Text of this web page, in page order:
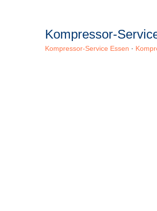
Kompressor-
Kompressor-Service Essen ·